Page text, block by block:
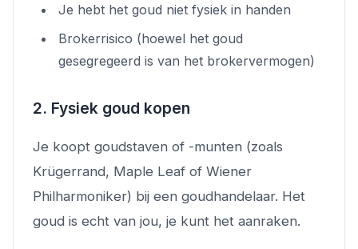
Je hebt het goud niet fysiek in handen
Brokerrisico (hoewel het goud
gesegregeerd is van het brokervermogen)
2. Fysiek goud kopen
Je koopt goudstaven of -munten (zoals
Krügerrand, Maple Leaf of Wiener
Philharmoniker) bij een goudhandelaar. Het
goud is echt van jou, je kunt het aanraken.